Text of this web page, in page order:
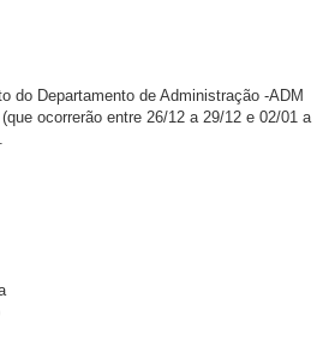
do Departamento de Administração -ADM
ocorrerão entre 26/12 a 29/12 e 02/01 a